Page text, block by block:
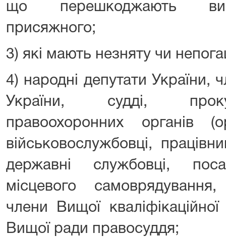
що перешкоджають
присяжного;
3) які мають незняту чи
4) народні депутати України,
України, судді,
правоохоронних органів
військовослужбовці,
державні службовці,
місцевого
члени Вищої кваліфікаційної
Вищої ради правосуддя;